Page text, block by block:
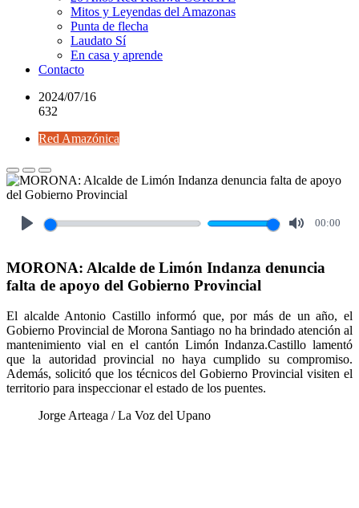
Mitos y Leyendas del Amazonas
Punta de flecha
Laudato Sí
En casa y aprende
Contacto
2024/07/16
632
Red Amazónica
00:00
MORONA: Alcalde de Limón Indanza denuncia
falta de apoyo del Gobierno Provincial
El alcalde Antonio Castillo informó que, por más de un año, el
Gobierno Provincial de Morona Santiago no ha brindado atención al
mantenimiento vial en el cantón Limón Indanza.Castillo lamentó
que la autoridad provincial no haya cumplido su compromiso.
Además, solicitó que los técnicos del Gobierno Provincial visiten el
territorio para inspeccionar el estado de los puentes.
Jorge Arteaga / La Voz del Upano